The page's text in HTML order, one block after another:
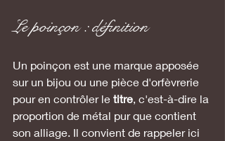
Le poinçon : définition
Un poinçon est une marque apposée
sur un bijou ou une pièce d'orfèvrerie
pour en contrôler le titre , c'est-à-dire la
proportion de métal pur que contient
son alliage. Il convient de rappeler ici